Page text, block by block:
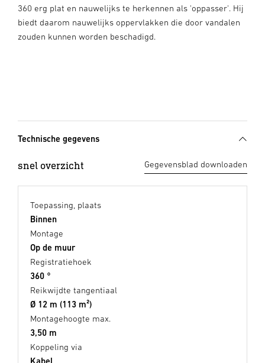
360 erg plat en nauwelijks te herkennen als 'oppasser'. Hij
biedt daarom nauwelijks oppervlakken die door vandalen
zouden kunnen worden beschadigd.
Technische gegevens
snel overzicht Gegevensblad downloaden
Toepassing, plaats
Binnen
Montage
Op de muur
Registratiehoek
360 °
Reikwijdte tangentiaal
Ø 12 m (113 m²)
Montagehoogte max.
3,50 m
Koppeling via